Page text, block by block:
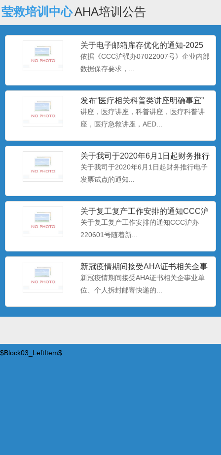
莹救培训中心AHA培训公告
关于电子邮箱库存优化的通知-2025
年
依据《CCC沪强办07022007号》企业内部
数据保存要求，...
发布“医疗相关科普类讲座明确事宜”
讲座，医疗讲座，科普讲座，医疗科普讲
座，医疗急救讲座，AED...
关于我司于2020年6月1日起财务推行
电子发票试点的通知
关于我司于2020年6月1日起财务推行电子
发票试点的通知​‍...
关于复工复产工作安排的通知CCC沪
办220601号​
关于复工复产工作安排的通知CCC沪办
220601号​‍随着新...
新冠疫情期间接受AHA证书相关企事
业单位、个人拆封邮寄快递
新冠疫情期间接受AHA证书相关企事业单
位、个人拆封邮寄快递的...
$Block03_LeftItem$